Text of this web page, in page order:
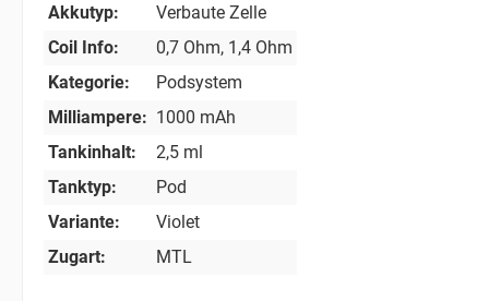
Akkutyp:
Verbaute Zelle
Coil Info:
0,7 Ohm, 1,4 Ohm
Kategorie:
Podsystem
Milliampere: 1000 mAh
Tankinhalt:
2,5 ml
Tanktyp:
Pod
Variante:
Violet
Zugart:
MTL